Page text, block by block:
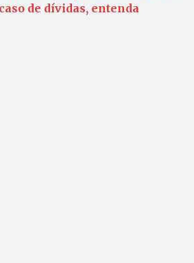
de dívidas, entenda